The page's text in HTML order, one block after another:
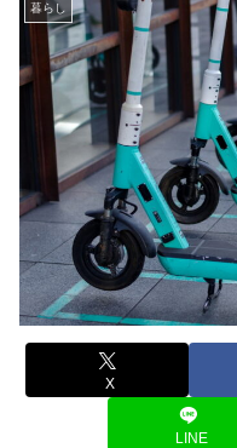
暮らし
X
LINE